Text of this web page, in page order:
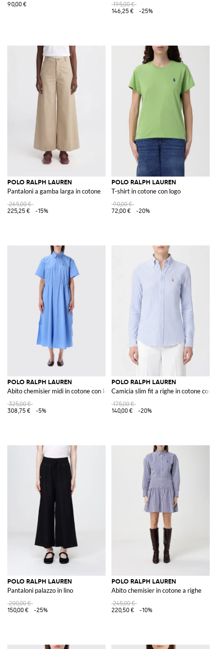
90,00 €
195,00 €
146,25 €
-25%
POLO RALPH LAUREN
Pantaloni a gamba larga in cotone
265,00 €
225,25 €
-15%
POLO RALPH LAUREN
T-shirt in cotone con logo
90,00 €
72,00 €
-20%
POLO RALPH LAUREN
Abito chemisier midi in cotone con logo ricamato
325,00 €
308,75 €
-5%
POLO RALPH LAUREN
Camicia slim fit a righe in cotone con
175,00 €
140,00 €
-20%
POLO RALPH LAUREN
Pantaloni palazzo in lino
200,00 €
150,00 €
-25%
POLO RALPH LAUREN
Abito chemisier in cotone a righe
245,00 €
220,50 €
-10%